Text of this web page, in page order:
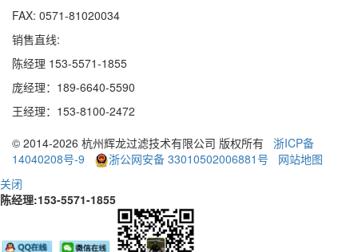
FAX: 0571-81020034
销售直线:
陈经理 153-5571-1855
庞经理：189-6640-5590
王经理：153-8100-2472
© 2014-2026 杭州辉龙过滤技术有限公司 版权所有 浙ICP备
14040208号-9
浙公网安备 33010502006881号
网站地图
关闭
陈经理:153-5571-1855